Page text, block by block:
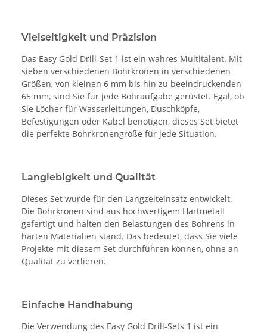
Vielseitigkeit und Präzision
Das Easy Gold Drill-Set 1 ist ein wahres Multitalent. Mit
sieben verschiedenen Bohrkronen in verschiedenen
Größen, von kleinen 6 mm bis hin zu beeindruckenden
65 mm, sind Sie für jede Bohraufgabe gerüstet. Egal, ob
Sie Löcher für Wasserleitungen, Duschköpfe,
Befestigungen oder Kabel benötigen, dieses Set bietet
die perfekte Bohrkronengröße für jede Situation.
Langlebigkeit und Qualität
Dieses Set wurde für den Langzeiteinsatz entwickelt.
Die Bohrkronen sind aus hochwertigem Hartmetall
gefertigt und halten den Belastungen des Bohrens in
harten Materialien stand. Das bedeutet, dass Sie viele
Projekte mit diesem Set durchführen können, ohne an
Qualität zu verlieren.
Einfache Handhabung
Die Verwendung des Easy Gold Drill-Sets 1 ist ein